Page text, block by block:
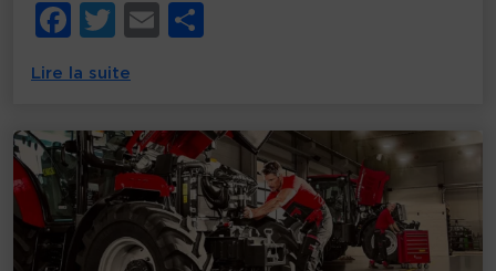
F
c
e
b
o
o
T
it
te
r
E
l
g
er
Lire la suite